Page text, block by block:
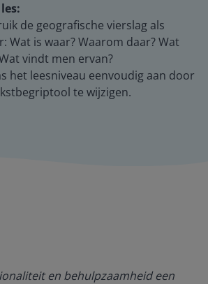
de geografische vierslag als
Wat is waar? Waarom daar? Wat
vindt men ervan?
het leesniveau eenvoudig aan door
te wijzigen.
en behulpzaamheid een